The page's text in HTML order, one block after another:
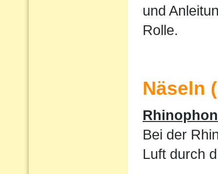
und
Rolle.
Näseln
Bei der
Luft durch